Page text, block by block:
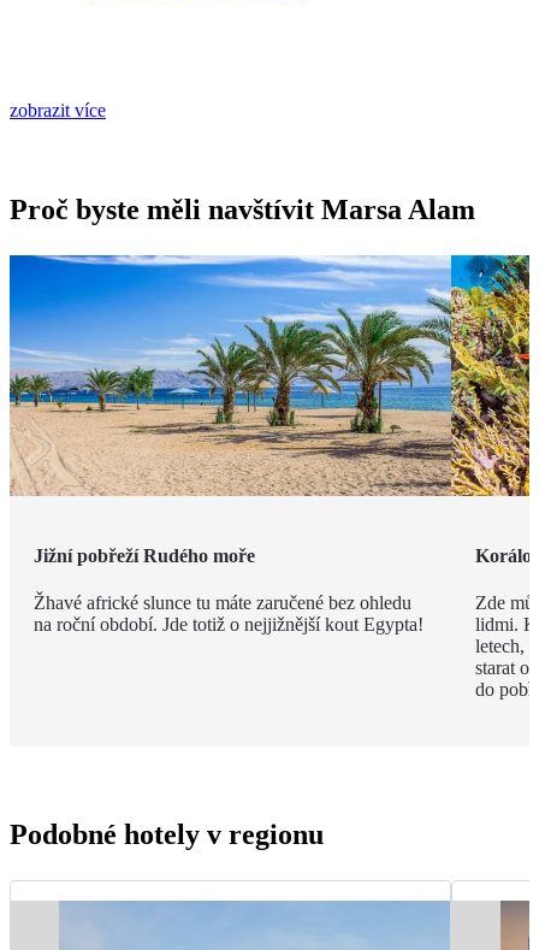
zobrazit více
Proč byste měli navštívit Marsa Alam
Jižní pobřeží Rudého moře
Žhavé africké slunce tu máte zaručené bez ohledu
na roční období. Jde totiž o nejjižnější kout Egypta!
Zde
lidmi. K
letech,
starat o
do
Podobné hotely v regionu